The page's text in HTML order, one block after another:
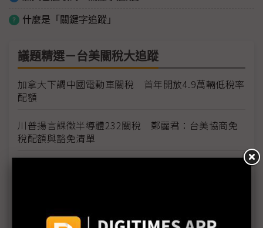
什麼是「關鍵字追蹤」
議題精選－台美關稅大追蹤
加拿大下調中國電動車關稅 首年開放4.9萬輛低稅率
配額
川普揚言課徵半導體232關稅 鄭麗君：台美協商免
稅配額與豁免清單
廠迎利多行情